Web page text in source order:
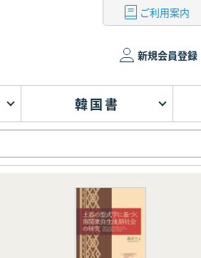
ご利用案内
新規会員登録
韓国書